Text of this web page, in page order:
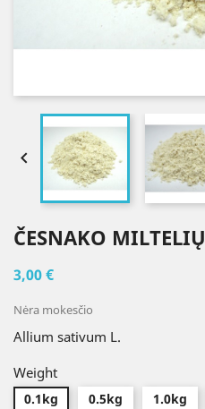

ČESNAKO MILTELIŲ
3,00 €
Nėra mokesčio
Allium sativum L.
Weight
0.1kg 0.5kg 1.0kg